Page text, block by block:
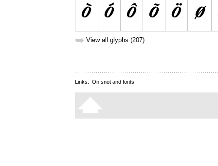
➥ View all glyphs (207)
Links: On snot and fonts